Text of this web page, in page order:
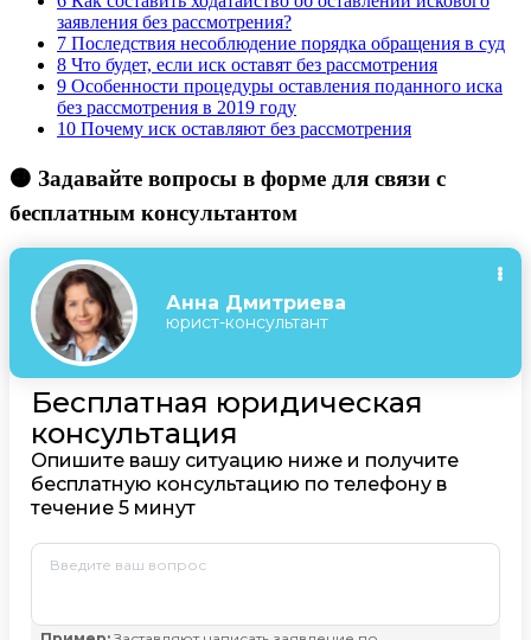
заявления без рассмотрения?
7 Последствия несоблюдение порядка обращения в суд
8 Что будет, если иск оставят без рассмотрения
9 Особенности процедуры оставления поданного иска
без рассмотрения в 2019 году
10 Почему иск оставляют без рассмотрения
🟠 Задавайте вопросы в форме для связи с
бесплатным консультантом